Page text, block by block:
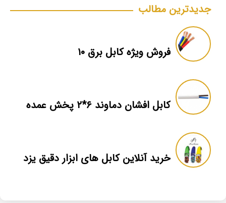
جدیدترین مطالب
فروش ویژه کابل برق ۱۰
کابل افشان دماوند ۶*۲ پخش عمده
خرید آنلاین کابل های ابزار دقیق یزد